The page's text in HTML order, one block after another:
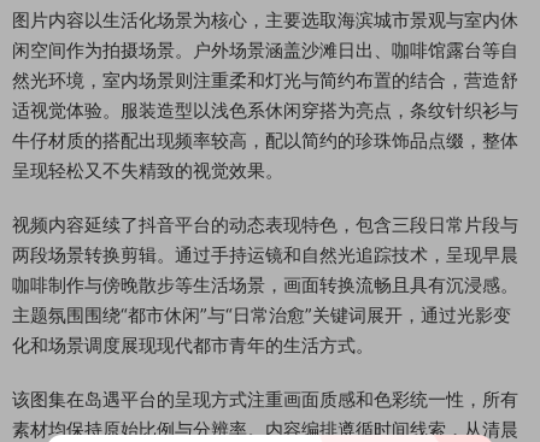
图片内容以生活化场景为核心，主要选取海滨城市景观与室内休
闲空间作为拍摄场景。户外场景涵盖沙滩日出、咖啡馆露台等自
然光环境，室内场景则注重柔和灯光与简约布置的结合，营造舒
适视觉体验。服装造型以浅色系休闲穿搭为亮点，条纹针织衫与
牛仔材质的搭配出现频率较高，配以简约的珍珠饰品点缀，整体
呈现轻松又不失精致的视觉效果。
视频内容延续了抖音平台的动态表现特色，包含三段日常片段与
两段场景转换剪辑。通过手持运镜和自然光追踪技术，呈现早晨
咖啡制作与傍晚散步等生活场景，画面转换流畅且具有沉浸感。
主题氛围围绕“都市休闲”与“日常治愈”关键词展开，通过光影变
化和场景调度展现现代都市青年的生活方式。
该图集在岛遇平台的呈现方式注重画面质感和色彩统一性，所有
素材均保持原始比例与分辨率。内容编排遵循时间线索，从清晨